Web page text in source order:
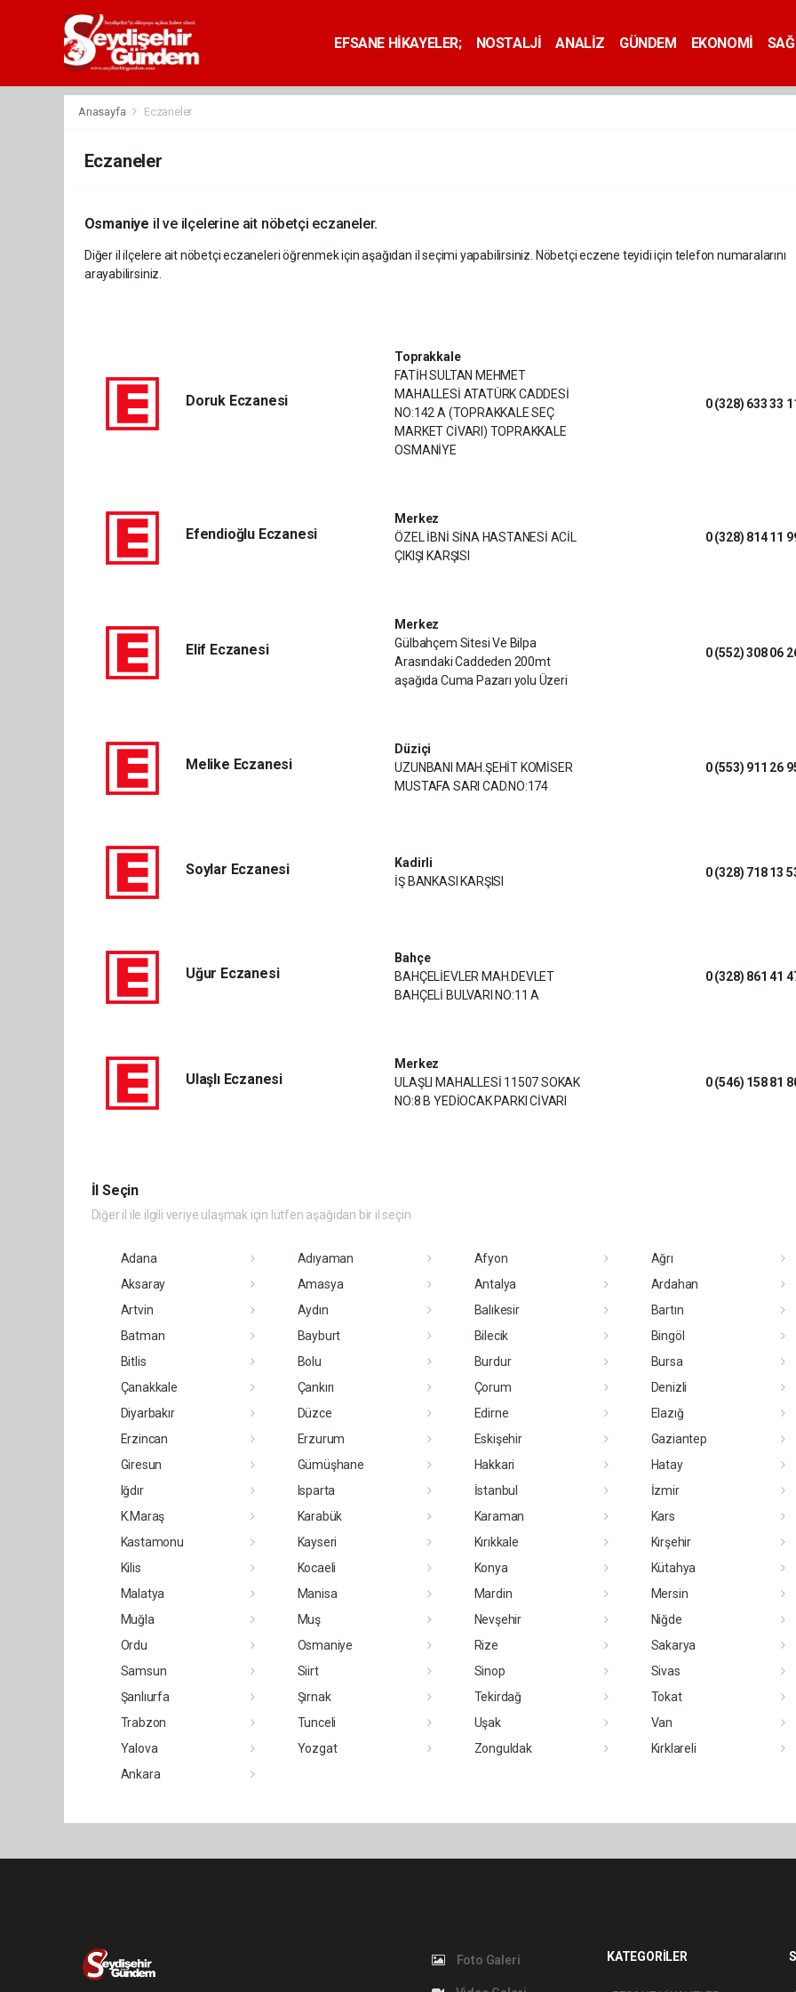
EFSANE HİKAYELER; NOSTALJİ ANALİZ GÜNDEM EKONOMİ
Anasayfa Eczaneler
Eczaneler
Osmaniye il ve ilçelerine ait nöbetçi eczaneler.
Diğer il ilçelere ait nöbetçi eczaneleri öğrenmek için aşağıdan il seçimi yapabilirsiniz. Nöbetçi eczene teyidi için telefon numaralarını
arayabilirsiniz.
Doruk Eczanesi
Toprakkale
FATİH SULTAN MEHMET
MAHALLESİ ATATÜRK CADDESİ
NO:142 A (TOPRAKKALE SEÇ
MARKET CİVARI) TOPRAKKALE
OSMANİYE
0 (328) 633 33
Efendioğlu Eczanesi
Merkez
ÖZEL İBNİ SİNA HASTANESİ ACİL
ÇIKIŞI KARŞISI
0 (328) 814 11
Elif Eczanesi
Merkez
Gülbahçem Sitesi Ve Bilpa
Arasındaki Caddeden 200mt
aşağıda Cuma Pazarı yolu Üzeri
0 (552) 308 06
Melike Eczanesi
Düziçi
UZUNBANI MAH.ŞEHİT KOMİSER
MUSTAFA SARI CAD.NO:174
0 (553) 911 26
Soylar Eczanesi
Kadirli
İŞ BANKASI KARŞISI
0 (328) 718 13
Uğur Eczanesi
Bahçe
BAHÇELİEVLER MAH.DEVLET
BAHÇELİ BULVARI NO:11 A
0 (328) 861 41
Ulaşlı Eczanesi
Merkez
ULAŞLI MAHALLESİ 11507 SOKAK
NO:8 B YEDİOCAK PARKI CİVARI
0 (546) 158 81
İl Seçin
Diğer il ile ilgili veriye ulaşmak için lütfen aşağıdan bir il seçin
Adana Adıyaman Afyon
Ağrı
Aksaray
Amasya Antalya
Ardahan
Artvin
Aydın Balıkesir
Bartın
Batman
Bayburt Bilecik
Bingöl
Bitlis
Bolu Burdur
Bursa
Çanakkale
Çankırı Çorum
Denizli
Diyarbakır
Düzce Edirne
Elazığ
Erzincan
Erzurum Eskişehir
Gaziantep
Giresun
Gümüşhane Hakkari
Hatay
Iğdır
Isparta İstanbul
İzmir
K.Maraş
Karabük Karaman
Kars
Kastamonu
Kayseri Kırıkkale
Kırşehir
Kilis
Kocaeli Konya
Kütahya
Malatya
Manisa Mardin
Mersin
Muğla
Muş Nevşehir
Niğde
Ordu
Osmaniye Rize
Sakarya
Samsun
Siirt Sinop
Sivas
Şanlıurfa
Şırnak Tekirdağ
Tokat
Trabzon
Tunceli Uşak
Van
Yalova
Yozgat Zonguldak
Kırklareli
Ankara
Foto Galeri KATEGORİLER